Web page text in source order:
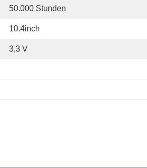
50.000 Stunden
10.4inch
3,3 V